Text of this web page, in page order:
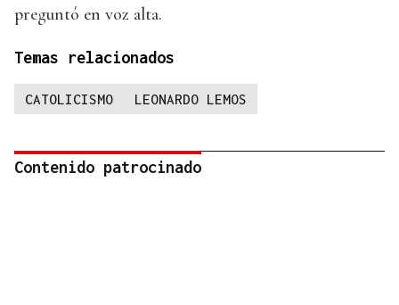
preguntó en voz alta.
Temas relacionados
CATOLICISMO LEONARDO LEMOS
Contenido patrocinado